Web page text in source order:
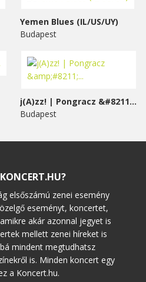
Yemen Blues (IL/US/UY)
Budapest
j(A)zz! | Pongracz &#8211;...
Budapest
elsőszámú zenei esemény
eseményt, koncertet,
akár azonnal jegyet is
mellett zenei híreket is
mindent megtudhatsz
is. Minden koncert egy
a Koncert.hu.